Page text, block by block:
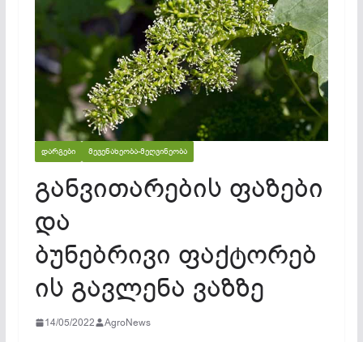
ᲓᲐᲠᲒᲔᲑᲘ ᲛᲔᲕᲔᲜᲐᲮᲔᲝᲑᲐ-ᲛᲔᲦᲕᲘᲜᲔᲝᲑᲐ
განვითარების ფაზები
და
ბუნებრივი ფაქტორებ
ის გავლენა ვაზზე
14/05/2022 AgroNews